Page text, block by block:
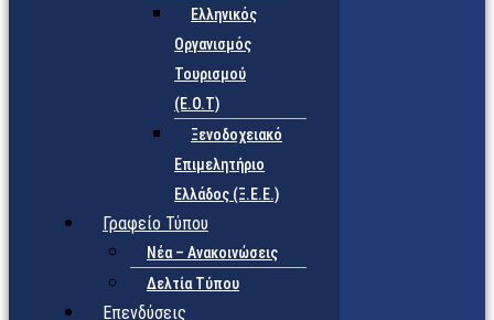
Eλληνικός
Οργανισμός
Τουρισμού
(Ε.Ο.Τ)
Ξενοδοχειακό
Επιμελητήριο
Ελλάδος (Ξ.Ε.Ε.)
Γραφείο Τύπου
Νέα – Ανακοινώσεις
Δελτία Τύπου
Επενδύσεις